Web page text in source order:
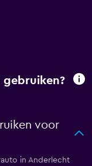
voor
in Anderlecht